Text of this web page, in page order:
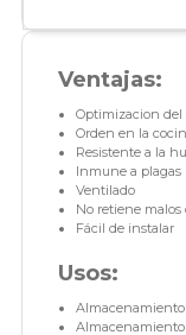
Ventajas:
Optimizacion del
Orden en la
Resistente a la
Inmune a plagas
Ventilado
No retiene malos
Fácil de instalar
Usos:
Almacenamiento